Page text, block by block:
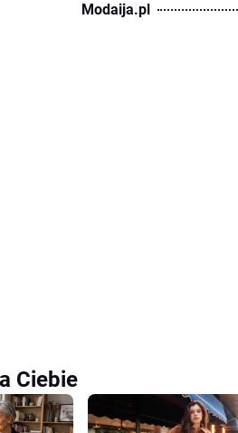
Modaija.pl
Ciebie